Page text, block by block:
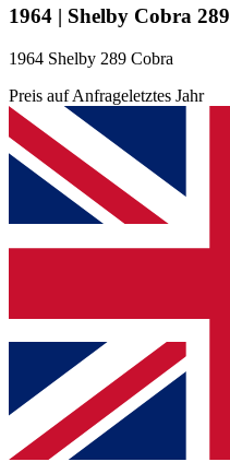
1964 | Shelby Cobra 289
1964 Shelby 289 Cobra
Preis auf Anfrageletztes Jahr